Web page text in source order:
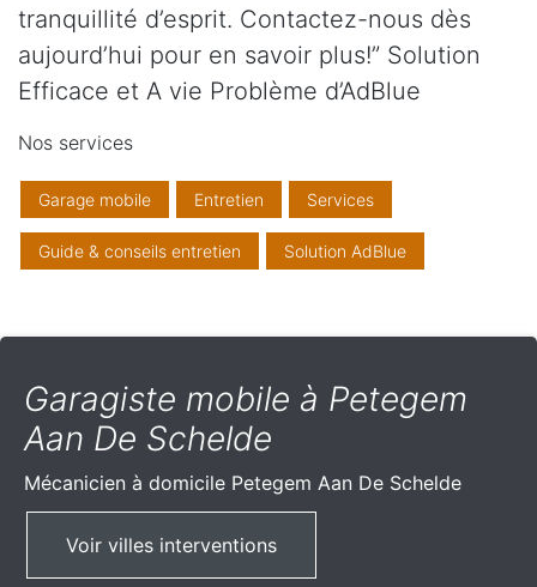
tranquillité d’esprit. Contactez-nous dès
aujourd’hui pour en savoir plus!” Solution
Efficace et A vie Problème d’AdBlue
Nos services
Garage mobile Entretien Services
Guide & conseils entretien Solution AdBlue
Garagiste mobile à Petegem
Aan De Schelde
Mécanicien à domicile Petegem Aan De Schelde
Voir villes interventions